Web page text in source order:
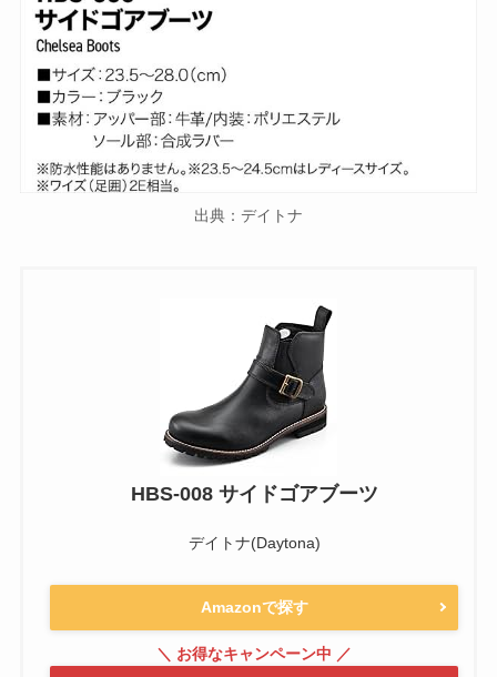
出典：デイトナ
HBS-008 サイドゴアブーツ
デイトナ(Daytona)
Amazonで探す